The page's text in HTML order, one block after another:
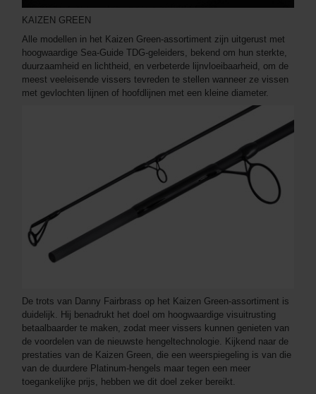
KAIZEN GREEN
Alle modellen in het Kaizen Green-assortiment zijn uitgerust met
hoogwaardige Sea-Guide TDG-geleiders, bekend om hun sterkte,
duurzaamheid en lichtheid, en verbeterde lijnvloeibaarheid, om de
meest veeleisende vissers tevreden te stellen wanneer ze vissen
met gevlochten lijnen of hoofdlijnen met een kleine diameter.
De trots van Danny Fairbrass op het Kaizen Green-assortiment is
duidelijk. Hij benadrukt het doel om hoogwaardige visuitrusting
betaalbaarder te maken, zodat meer vissers kunnen genieten van
de voordelen van de nieuwste hengeltechnologie. Kijkend naar de
prestaties van de Kaizen Green, die een weerspiegeling is van die
van de duurdere Platinum-hengels maar tegen een meer
toegankelijke prijs, hebben we dit doel zeker bereikt.